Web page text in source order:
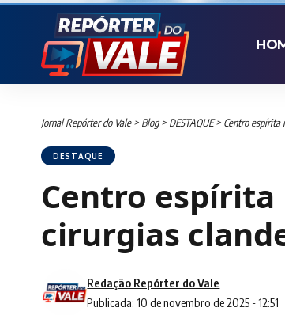
Jornal Repórter do Vale> Blog> DESTAQUE> Centro espírita
DESTAQUE
Centro espírita
cirurgias
Publicada: 10 de novembro de 2025 - 12:51
Redação Repórter do Vale